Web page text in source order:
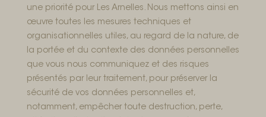
une priorité pour Les Arnelles. Nous mettons ainsi en
œuvre toutes les mesures techniques et
organisationnelles utiles, au regard de la nature, de
la portée et du contexte des données personnelles
que vous nous communiquez et des risques
présentés par leur traitement, pour préserver la
sécurité de vos données personnelles et,
notamment, empêcher toute destruction, perte,